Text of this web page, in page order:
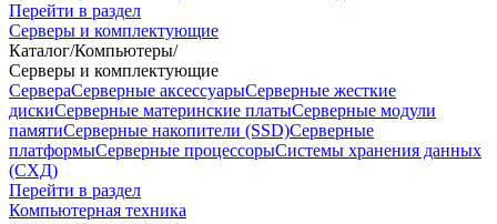
Перейти в раздел
Серверы и комплектующие
Каталог/Компьютеры/
Серверы и комплектующие
СервераСерверные аксессуарыСерверные жесткие
дискиСерверные материнские платыСерверные модули
памятиСерверные накопители (SSD)Серверные
платформыСерверные процессорыСистемы хранения данных
(СХД)
Перейти в раздел
Компьютерная техника